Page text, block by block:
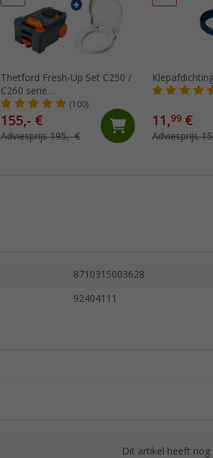
Thetford Fresh-Up Set C250 /
C260 serie
Toiletbehandelingsset 2 stuks
(100)
155,- €
Adviesprijs 195,- €
11,99 €
Adviesprijs
8710315003628
92404111
Dit artikel heeft nog